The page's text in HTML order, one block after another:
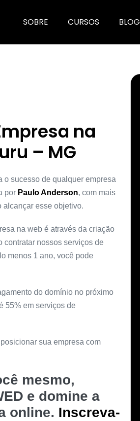
SOBRE CURSOS BLOG
na
– MG
o sucesso de qualquer empresa
por Paulo Anderson, com mais
alcançar esse objetivo.
na web é através da criação
contratar nossos serviços de
menos 1 ano, você pode
do domínio no próximo
55% em serviços de
sua empresa com
mesmo,
e domine a
online. Inscreva-